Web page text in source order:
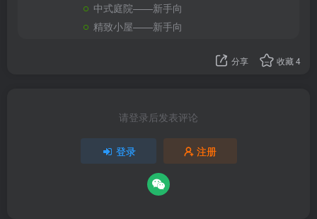
中式庭院——新手向
精致小屋——新手向
分享 收藏4
请登录后发表评论
登录 注册